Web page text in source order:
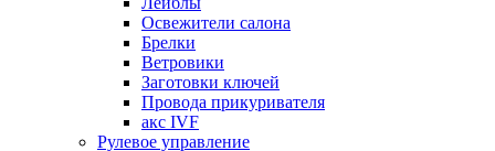
Освежители салона
Брелки
Ветровики
Заготовки ключей
Провода прикуривателя
акс IVF
Рулевое управление